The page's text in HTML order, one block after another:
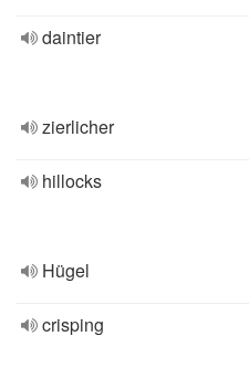
daintier
zierlicher
hillocks
Hügel
crisping